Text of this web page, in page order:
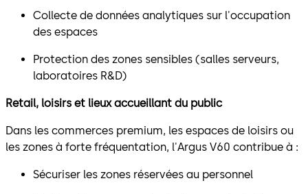
Collecte de données analytiques sur l'occupation
des espaces
Protection des zones sensibles (salles serveurs,
laboratoires R&D)
Retail, loisirs et lieux accueillant du public
Dans les commerces premium, les espaces de loisirs ou
les zones à forte fréquentation, l'Argus V60 contribue à :
Sécuriser les zones réservées au personnel